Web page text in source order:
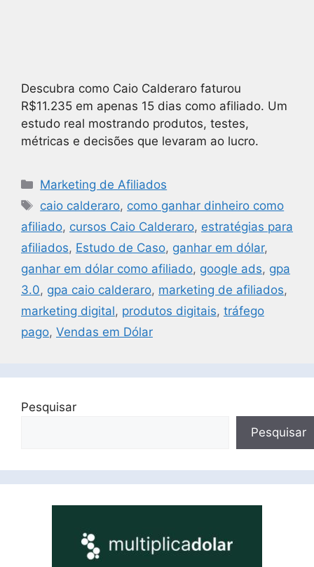
Descubra como Caio Calderaro faturou
R$11.235 em apenas 15 dias como afiliado. Um
estudo real mostrando produtos, testes,
métricas e decisões que levaram ao lucro.
Marketing de Afiliados
caio calderaro, como ganhar dinheiro como
afiliado, cursos Caio Calderaro, estratégias para
afiliados, Estudo de Caso, ganhar em dólar,
ganhar em dólar como afiliado, google ads, gpa
3.0, gpa caio calderaro, marketing de afiliados,
marketing digital, produtos digitais, tráfego
pago, Vendas em Dólar
Pesquisar
Pesquisar